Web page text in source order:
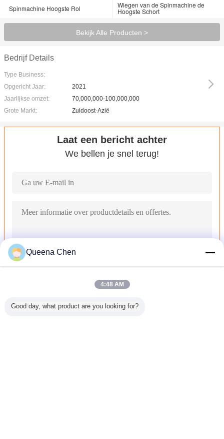
Spinmachine Hoogste Rol Wiegen van de Spinmachine de
Hoogste Schort
Bekijk Alle Producten >
Bedrijf Details
Type Business:
Opgericht Jaar:
2021
Jaarlijkse omzet:
70,000,000-100,000,000
Grote Markt:
Zuidoost-Azië
Laat een bericht achter
We bellen je snel terug!
Murata HEFBOOM van Draaikolk de Spinnende
Queena Chen
4:48 AM
Good day, what product are you looking for?